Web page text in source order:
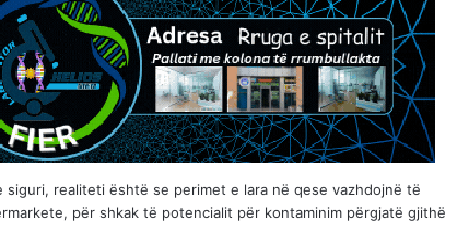
realiteti është se perimet e lara në qese vazhdojnë të
për shkak të potencialit për kontaminim përgjatë gjithë